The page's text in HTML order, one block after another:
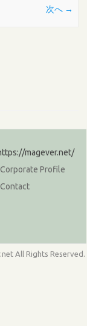
次へ →
magever.net/
Corporate Profile
Contact
All Rights Reserved.